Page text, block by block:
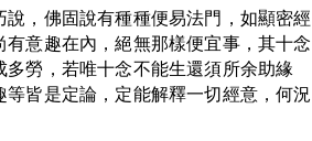
，佛固說有種種便易法門，如顯密經
意趣在內，絕無那樣便宜事，其十念
勞，若唯十念不能生還須所余助緣
皆是定論，定能解釋一切經意，何況